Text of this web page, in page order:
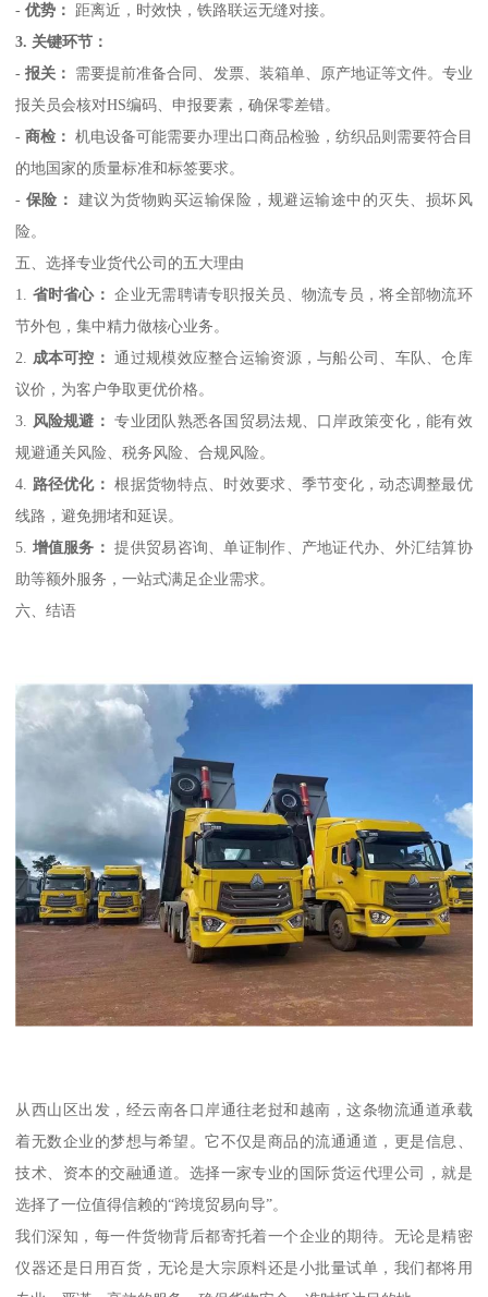
-优势：
距离近，时效快，铁路联运无缝对接。
3. 关键环节：
-报关：
需要提前准备合同、发票、装箱单、原产地证等文件。专业
报关员会核对HS编码、申报要素，确保零差错。
-商检： 机电设备可能需要办理出口商品检验，纺织品则需要符合目
的地国家的质量标准和标签要求。
- 保险：
建议为货物购买运输保险，规避运输途中的灭失、损坏风
险。
五、选择专业货代公司的五大理由
1. 省时省心： 企业无需聘请专职报关员、物流专员，将全部物流环
节外包，集中精力做核心业务。
2. 成本可控： 通过规模效应整合运输资源，与船公司、车队、仓库
议价，为客户争取更优价格。
3.
风险规避： 专业团队熟悉各国贸易法规、口岸政策变化，能有效
规避通关风险、税务风险、合规风险。
4. 路径优化： 根据货物特点、时效要求、季节变化，动态调整最优
线路，避免拥堵和延误。
5. 增值服务： 提供贸易咨询、单证制作、产地证代办、外汇结算协
助等额外服务，一站式满足企业需求。
六、结语
从西山区出发，经云南各口岸通往老挝和越南，这条物流通道承载
着无数企业的梦想与希望。它不仅是商品的流通通道，更是信息、
技术、资本的交融通道。选择一家专业的国际货运代理公司，就是
选择了一位值得信赖的“跨境贸易向导”。
我们深知，每一件货物背后都寄托着一个企业的期待。无论是精密
仪器还是日用百货，无论是大宗原料还是小批量试单，我们都将用